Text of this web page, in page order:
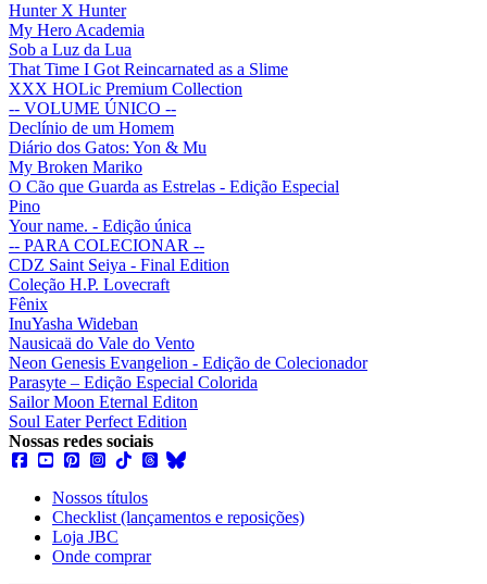
Hunter X Hunter
My Hero Academia
Sob a Luz da Lua
That Time I Got Reincarnated as a Slime
XXX HOLic Premium Collection
-- VOLUME ÚNICO --
Declínio de um Homem
Diário dos Gatos: Yon & Mu
My Broken Mariko
O Cão que Guarda as Estrelas - Edição Especial
Pino
Your name. - Edição única
-- PARA COLECIONAR --
CDZ Saint Seiya - Final Edition
Coleção H.P. Lovecraft
Fênix
InuYasha Wideban
Nausicaä do Vale do Vento
Neon Genesis Evangelion - Edição de Colecionador
Parasyte – Edição Especial Colorida
Sailor Moon Eternal Editon
Soul Eater Perfect Edition
Nossas redes sociais
Nossos títulos
Checklist (lançamentos e reposições)
Loja JBC
Onde comprar